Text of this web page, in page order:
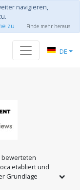
navigieren,
zu
Finde mehr heraus
DE
bewerteten
etabliert und
Grundlage